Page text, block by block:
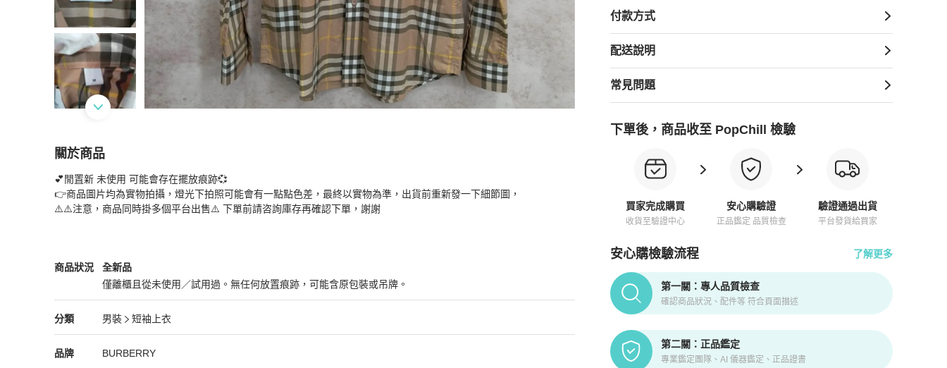
付款方式
配送說明
常見問題
下單後，商品收至 PopChill 檢驗
買家完成購買
收貨至驗證中心
安心購驗證
正品鑑定 品質檢查
驗證通過出貨
平台發貨給買家
安心購檢驗流程 了解更多
PopChill拍拍圈正品驗證、安心購檢驗流程介紹
第一關：專人品質檢查
確認商品狀況、配件等 符合頁面描述
第二關：正品鑑定
專業鑑定團隊、AI 儀器鑑定、正品證書
關於商品
關於閒置未使用 BURBERRY博柏利 襯衣 M碼 🈚附件
💕閒置新 未使用 可能會存在擺放痕跡💞
👉商品圖片均為實物拍攝，燈光下拍照可能會有一點點色差，最終以實物為準，出貨前重新發一下細節圖，
⚠️⚠️注意，商品同時掛多個平台出售⚠️ 下單前請咨詢庫存再確認下單，謝謝
商品狀況
BURBERRY男裝商品狀態與細節
全新品
僅離櫃且從未使用／試用過。無任何放置痕跡，可能含原包裝或吊牌。
全新品
分類
BURBERRY男裝分類資訊
男裝
短袖上衣
男裝/短袖上衣推薦
品牌
BURBERRY精品男裝品牌介紹
BURBERRY
BURBERRY推薦清單